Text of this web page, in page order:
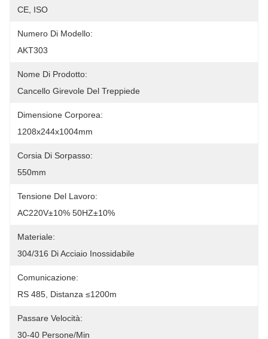
CE, ISO
Numero Di Modello:
AKT303
Nome Di Prodotto:
Cancello Girevole Del Treppiede
Dimensione Corporea:
1208x244x1004mm
Corsia Di Sorpasso:
550mm
Tensione Del Lavoro:
AC220V±10% 50HZ±10%
Materiale:
304/316 Di Acciaio Inossidabile
Comunicazione:
RS 485, Distanza ≤1200m
Passare Velocità:
30-40 Persone/min